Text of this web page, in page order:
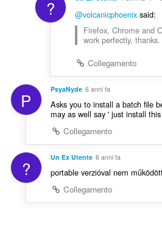
:
? @volcanicphoenixsaid:
Firefox, Chrome and
work perfectly, thanks.
Collegamento
P PsyaNyde 6 anni fa
Asks you to install a batch file
may as well say ' just install
Collegamento
? Un Ex Utente 6 anni fa
portable verzióval nem
Collegamento